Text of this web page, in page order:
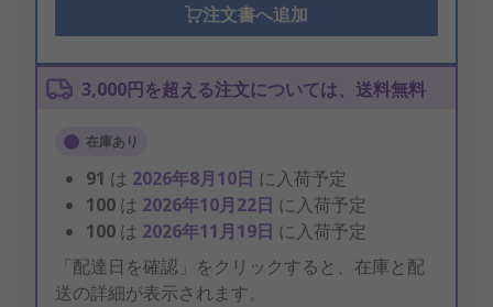
注文書へ追加
3,000円を超える注文については、送料無料
在庫あり
91 は 2026年8月10日 に入荷予定
100 は 2026年10月22日 に入荷予定
100 は 2026年11月19日 に入荷予定
「配達日を確認」をクリックすると、在庫と配
送の詳細が表示されます。